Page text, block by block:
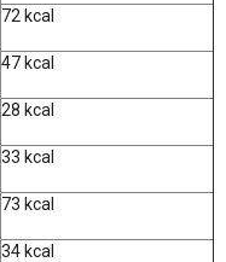
72 kcal
47 kcal
28 kcal
33 kcal
73 kcal
34 kcal